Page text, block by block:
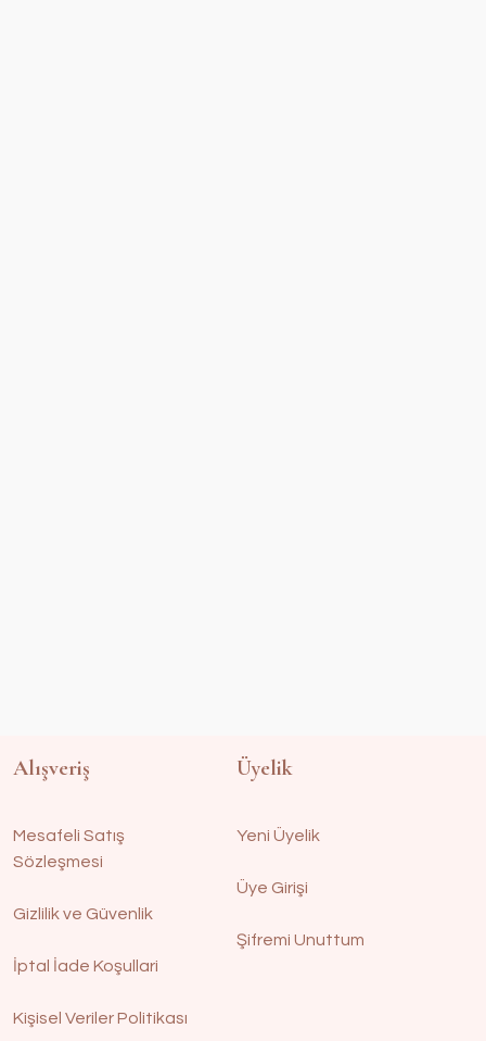
Alışveriş
Mesafeli Satış
Sözleşmesi
Gizlilik ve Güvenlik
İptal İade Koşullari
Kişisel Veriler Politikası
Üyelik
Yeni Üyelik
Üye Girişi
Şifremi Unuttum